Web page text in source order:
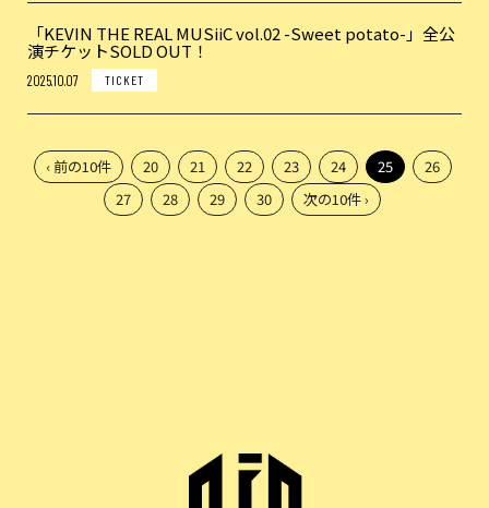
「KEVIN THE REAL MUSiiC vol.02 -Sweet potato-」全公
演チケットSOLD OUT！
2025.10.07 TICKET
‹ 前の10件 20 21 22 23 24 25
26
27
28 29 30 次の10件 ›